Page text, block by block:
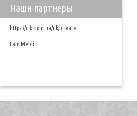
Наши партнеры
https://cib.com.ua/uk/private
FainiMebli